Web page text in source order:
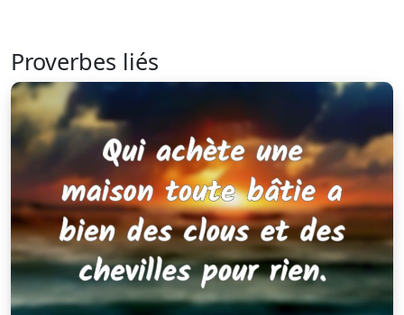
Proverbes liés